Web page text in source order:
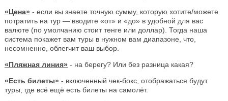
«Цена» - если вы знаете точную сумму, которую хотите/можете
потратить на тур — вводите «от» и «до» в удобной для вас
валюте (по умолчанию стоит тенге или доллар). Тогда наша
система покажет вам туры в нужном вам диапазоне, что,
несомненно, облегчит ваш выбор.
«Пляжная линия» - на берегу? Или без разница какая?
«Есть билеты» - включенный чек-бокс, отображаться будут
туры, где всё ещё есть билеты на самолёт.